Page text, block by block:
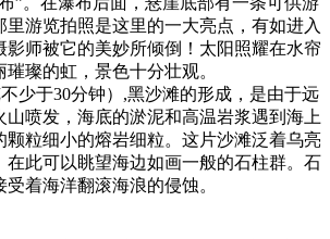
里游览拍照是这里的一大亮点，有如进入
影师被它的美妙所倾倒！太阳照耀在水帘
璀璨的虹，景色十分壮观。
少于30分钟）,黑沙滩的形成，是由于远
山喷发，海底的淤泥和高温岩浆遇到海上
颗粒细小的熔岩细粒。这片沙滩泛着乌亮
在此可以眺望海边如画一般的石柱群。石
着海洋翻滚海浪的侵蚀。